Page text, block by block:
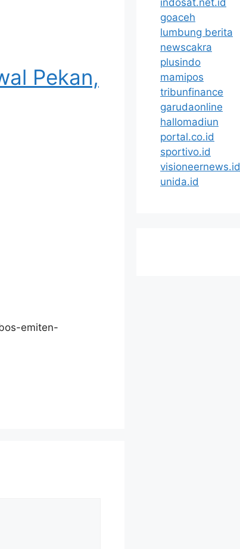
Pekan,
emiten-
goaceh
lumbung berita
newscakra
plusindo
mamipos
tribunfinance
garudaonline
hallomadiun
portal.co.id
sportivo.id
visioneernews.id
unida.id